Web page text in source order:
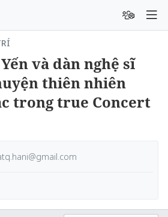
và dàn nghệ sĩ
thiên nhiên
trong true Concert